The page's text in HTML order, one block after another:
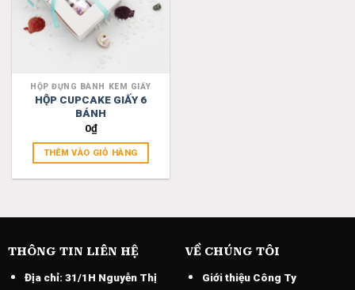
HỘP ĐỰNG BÁNH KEM GIẤY
HỘP CUPCAKE GIẤY 6
BÁNH
0₫
THÊM VÀO GIỎ HÀNG
THÔNG TIN LIÊN HỆ
Địa chỉ:31/1H Nguyễn Thị
VỀ CHÚNG TÔI
Giới thiệu Công Ty